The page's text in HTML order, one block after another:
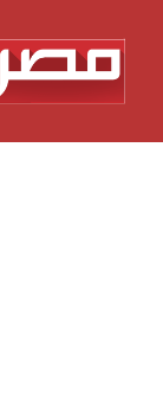
المحتوى